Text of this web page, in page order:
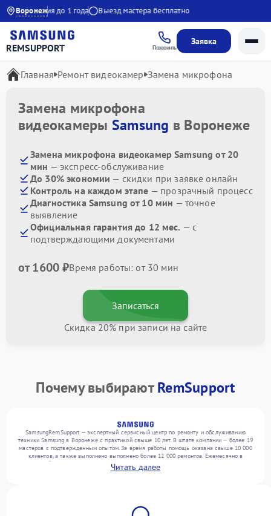
Воронеж
Гарантия до 1 года Выезд мастера бесплатно
REMSUPPORT Позвонить
Заявка
Главная Ремонт видеокамер Замена микрофона
Замена микрофона
видеокамеры Samsung в Воронеже
Замена микрофона видеокамер Samsung от 20
мин — экспресс-обслуживание
До 30% экономии — скидки при заявке онлайн
Контроль на каждом этапе — прозрачный процесс
Диагностика Samsung от 10 мин — точное
выявление
Официальная гарантия до 12 мес. — с
подтверждающими документами
от 1600 ₽Время работы: от 30 мин
Записаться
Скидка 20% при записи на сайте
Почему выбираютRemSupport
SamsungRemSupport — экспертный сервисный центр по ремонту и обслуживанию
техники Samsung в Воронеже с практикой свыше 10 лет. В штате компании — более 19
мастеров с подтвержденным опытом. За время работы помощь оказана свыше 10 000
клиентов, а также выполнено выполнено более 12 000 ремонтов. Ежемесячно в
сервисный центр поступает свыше 300 единиц техники, включая , , . Мы беремся за
задачи любой сложности и обеспечиваем надежный результат благодаря отлаженным
Читать далее